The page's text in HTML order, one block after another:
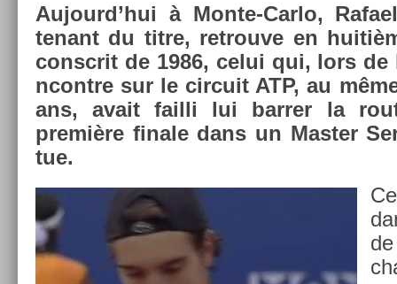
Aujourd’hui à Monte-Carlo,
tenant du titre, retro­uve en
con­scrit de 1986, celui qui, lors
ncontre sur le cir­cuit ATP, au
ans, avait fail­li lui barr­er la
première fin­ale dans un Mast­er
tue.